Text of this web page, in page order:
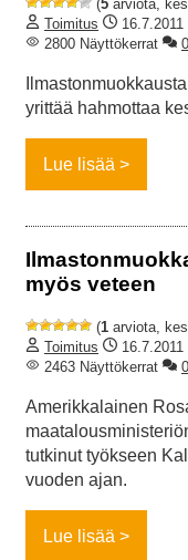
(5 arviota,
Toimitus
16.7.2011
2800 Näyttökerrat
yrittää hahmottaa
Lue lisää
myös veteen
(1 arviota,
Toimitus
16.7.2011
2463 Näyttökerrat
Amerikkalainen
tutkinut työkseen
vuoden ajan.
Lue lisää